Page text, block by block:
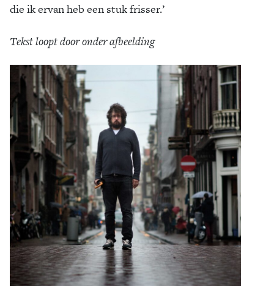
die ik ervan heb een stuk frisser.’
Tekst loopt door onder afbeelding